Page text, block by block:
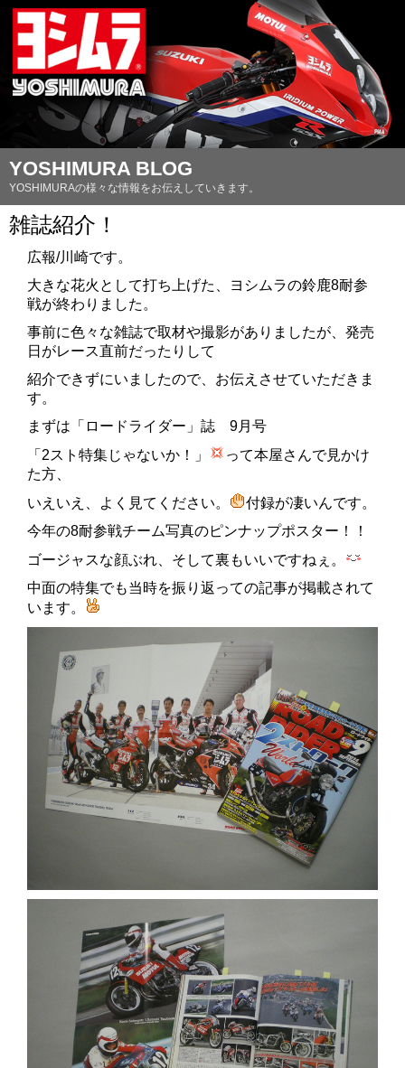
YOSHIMURA BLOG
YOSHIMURAの様々な情報をお伝えしていきます。
雑誌紹介！
広報/川崎です。
大きな花火として打ち上げた、ヨシムラの鈴鹿8耐参
戦が終わりました。
事前に色々な雑誌で取材や撮影がありましたが、発売
日がレース直前だったりして
紹介できずにいましたので、お伝えさせていただきま
す。
まずは「ロードライダー」誌 9月号
「2スト特集じゃないか！」
って本屋さんで見かけ
た方、
いえいえ、よく見てください。
付録が凄いんです。
今年の8耐参戦チーム写真のピンナップポスター！！
ゴージャスな顔ぶれ、そして裏もいいですねぇ。
中面の特集でも当時を振り返っての記事が掲載されて
います。